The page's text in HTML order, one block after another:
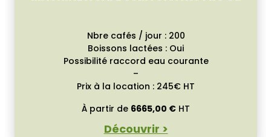
Nbre cafés / jour : 200
Boissons lactées : Oui
Possibilité raccord eau courante
–
Prix à la location : 245€ HT
À partir de 6665,00 € HT
Découvrir >